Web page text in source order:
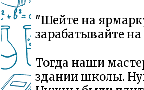
"Шейте на
зарабатывайте
Тогда наши
здании школы.